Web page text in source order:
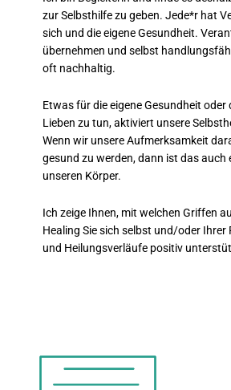
zur Selbsthilfe zu geben. Jede*r hat
sich und die eigene Gesundheit.
übernehmen und selbst
oft nachhaltig.
Etwas für die eigene Gesundheit oder
Lieben zu tun, aktiviert unsere
Wenn wir unsere Aufmerksamkeit
gesund zu werden, dann ist das auch
unseren Körper.
Ich zeige Ihnen, mit welchen Griffen
Healing Sie sich selbst und/oder Ihrer
und Heilungsverläufe positiv